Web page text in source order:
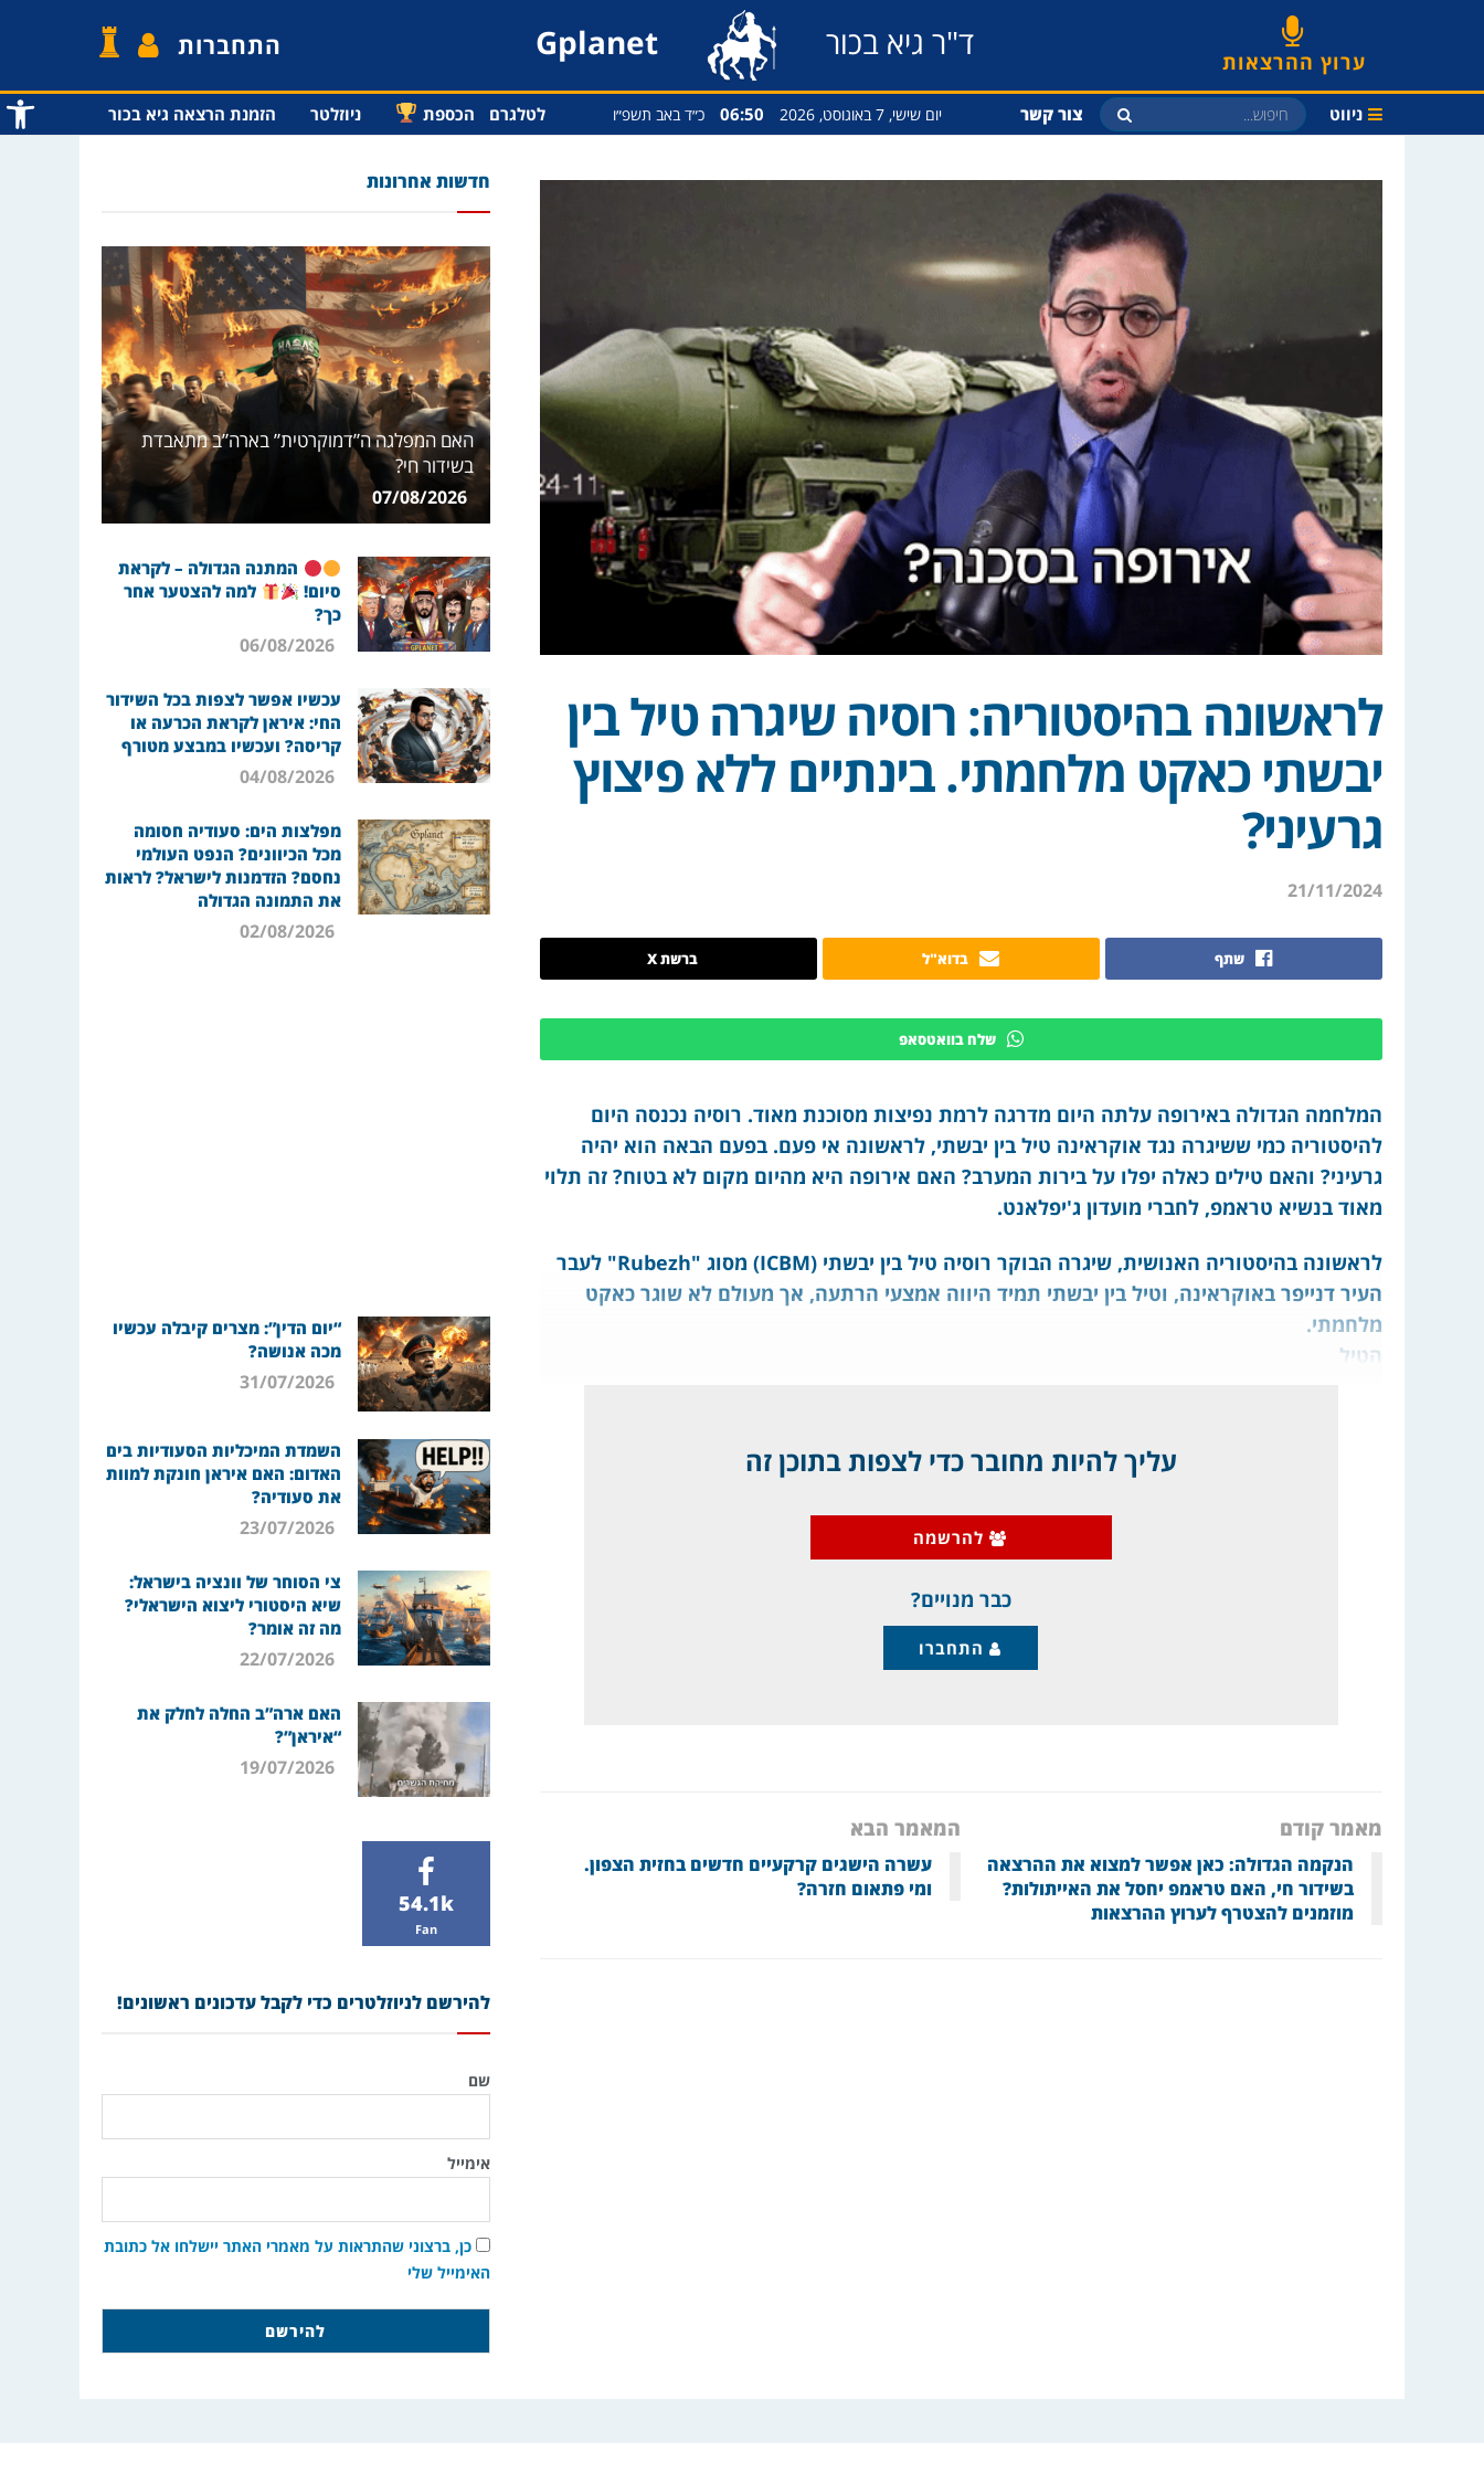
פתח
ערוץ ההרצאות ד"ר גיא בכור Gplanet התחברות
ניווט צור קשר יום שישי, 7 באוגוסט, 2026 06:50 כ״ד באב תשפ״ו לטלגרם הכספת ניוזלטר הזמנת הרצאה גיא בכור
לראשונה בהיסטוריה: רוסיה שיגרה טיל בין
יבשתי כאקט מלחמתי. בינתיים ללא פיצוץ
גרעיני?
21/11/2024
שתף בדוא"ל ברשת X
שלח בוואטסאפ
המלחמה הגדולה באירופה עלתה היום מדרגה לרמת נפיצות מסוכנת מאוד. רוסיה נכנסה היום
להיסטוריה כמי ששיגרה נגד אוקראינה טיל בין יבשתי, לראשונה אי פעם. בפעם הבאה הוא יהיה
גרעיני? והאם טילים כאלה יפלו על בירות המערב? האם אירופה היא מהיום מקום לא בטוח? זה תלוי
מאוד בנשיא טראמפ, לחברי מועדון ג'יפלאנט.
לראשונה בהיסטוריה האנושית, שיגרה הבוקר רוסיה טיל בין יבשתי (ICBM) מסוג "Rubezh" לעבר
העיר דנייפר באוקראינה, וטיל בין יבשתי תמיד היווה אמצעי הרתעה, אך מעולם לא שוגר כאקט
מלחמתי.
הטיל
עליך להיות מחובר כדי לצפות בתוכן זה
להרשמה
כבר מנויים?
התחברו
מאמר קודם
הנקמה הגדולה: כאן אפשר למצוא את ההרצאה
בשידור חי, האם טראמפ יחסל את האייתולות?
מוזמנים להצטרף לערוץ ההרצאות
המאמר הבא
עשרה הישגים קרקעיים חדשים בחזית הצפון.
ומי פתאום חזרה?
חדשות אחרונות
האם המפלגה ה”דמוקרטית” בארה”ב מתאבדת
בשידור חי?
07/08/2026
המתנה הגדולה – לקראת
סיום!
למה להצטער אחר
כך?
06/08/2026
עכשיו אפשר לצפות בכל השידור
החי: איראן לקראת הכרעה או
קריסה? ועכשיו במבצע מטורף
04/08/2026
מפלצות הים: סעודיה חסומה
מכל הכיוונים? הנפט העולמי
נחסם? הזדמנות לישראל? לראות
את התמונה הגדולה
02/08/2026
“יום הדין”: מצרים קיבלה עכשיו
מכה אנושה?
31/07/2026
השמדת המיכליות הסעודיות בים
האדום: האם איראן חונקת למוות
את סעודיה?
23/07/2026
צי הסוחר של וונציה בישראל:
שיא היסטורי ליצוא הישראלי?
מה זה אומר?
22/07/2026
האם ארה”ב החלה לחלק את
“איראן”?
19/07/2026
54.1k
Fan
להירשם לניוזלטרים כדי לקבל עדכונים ראשונים!
שם
אימייל
כן, ברצוני שהתראות על מאמרי האתר יישלחו אל כתובת
האימייל שלי